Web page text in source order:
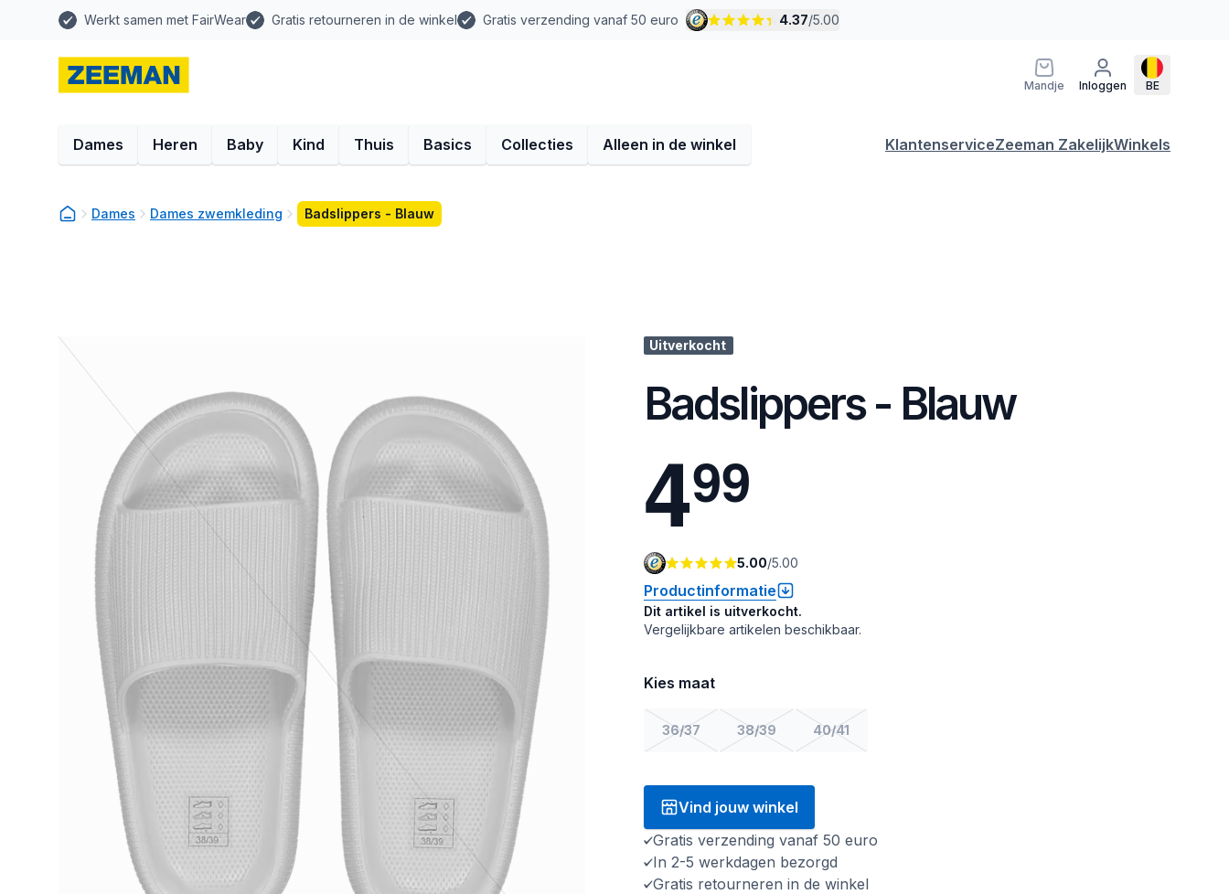
Werkt samen met FairWear Gratis retourneren in de winkel Gratis verzending vanaf 50 euro 4.37/5.00
Mandje Inloggen BE
Dames Heren Baby Kind Thuis Basics Collecties Alleen in de winkel KlantenserviceZeeman ZakelijkWinkels
Dames Dames zwemkleding Badslippers - Blauw
Uitverkocht
Badslippers - Blauw
499
5.00/5.00
Productinformatie
Dit artikel is uitverkocht.
Vergelijkbare artikelen beschikbaar.
Kies maat
36/37 38/39 40/41
Vind jouw winkel
Gratis verzending vanaf 50 euro
In 2-5 werkdagen bezorgd
Gratis retourneren in de winkel